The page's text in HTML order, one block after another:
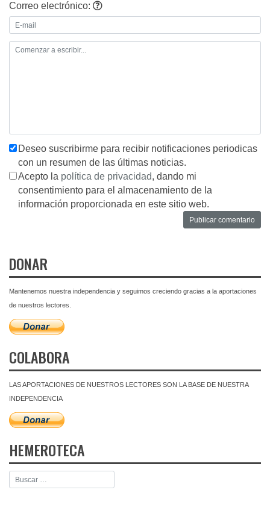
Correo electrónico:
Deseo suscribirme para recibir notificaciones periodicas
con un resumen de las últimas noticias.
Acepto la política de privacidad, dando mi
consentimiento para el almacenamiento de la
información proporcionada en este sitio web.
DONAR
Mantenemos nuestra independencia y seguimos creciendo gracias a la aportaciones
de nuestros lectores.
COLABORA
LAS APORTACIONES DE NUESTROS LECTORES SON LA BASE DE NUESTRA
INDEPENDENCIA
HEMEROTECA